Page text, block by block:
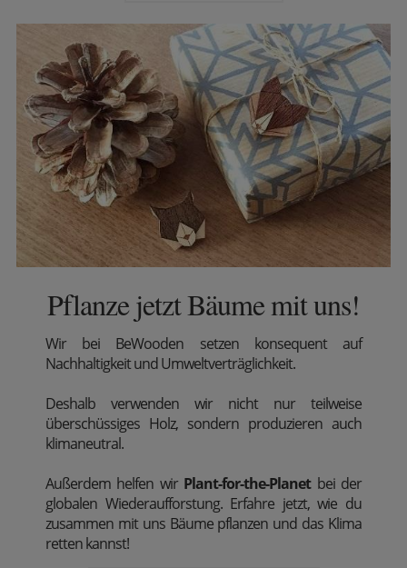
Pflanze jetzt Bäume mit uns!
Wir bei BeWooden setzen konsequent auf
Nachhaltigkeit und Umweltverträglichkeit.
Deshalb verwenden wir nicht nur teilweise
überschüssiges Holz, sondern produzieren auch
klimaneutral.
Außerdem helfen wir Plant-for-the-Planetbei der
globalen Wiederaufforstung. Erfahre jetzt, wie du
zusammen mit uns Bäume pflanzen und das Klima
retten kannst!